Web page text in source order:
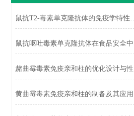
鼠抗T2-毒素单克
黄曲霉毒素免疫亲和柱的制备及其应用